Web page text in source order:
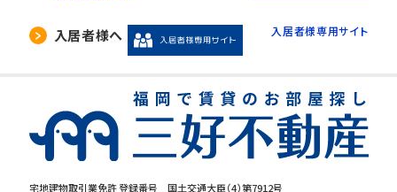
宅地建物取引業免許 登録番号 国土交通大臣（4）第7912号
入居者様へ 入居者様専用サイト